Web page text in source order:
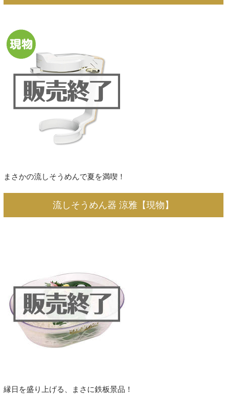
まさかの流しそうめんで夏を満喫！
流しそうめん器 涼雅【現物】
縁日を盛り上げる、まさに鉄板景品！